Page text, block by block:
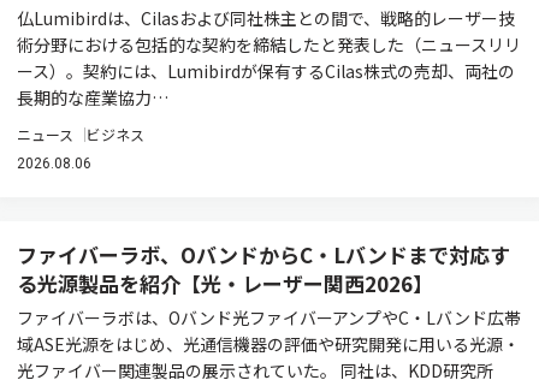
仏Lumibirdは、Cilasおよび同社株主との間で、戦略的レーザー技
術分野における包括的な契約を締結したと発表した（ニュースリリ
ース）。契約には、Lumibirdが保有するCilas株式の売却、両社の
長期的な産業協力…
ニュース ビジネス
2026.08.06
ファイバーラボ、OバンドからC・Lバンドまで対応す
る光源製品を紹介【光・レーザー関西2026】
ファイバーラボは、Oバンド光ファイバーアンプやC・Lバンド広帯
域ASE光源をはじめ、光通信機器の評価や研究開発に用いる光源・
光ファイバー関連製品の展示されていた。 同社は、KDD研究所